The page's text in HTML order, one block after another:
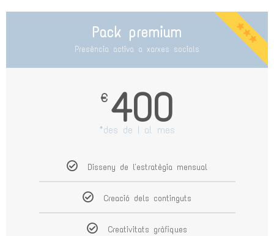
Pack premium
Presència activa a xarxes socials
€ 400
*des de | al mes
Disseny de l'estratègia mensual
Creació dels continguts
Creativitats gràfiques